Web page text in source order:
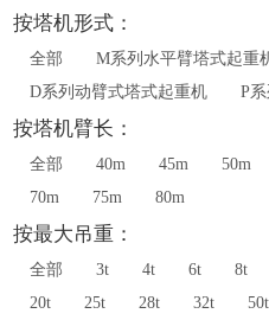
按塔机形式：
全部 M系列水平臂塔式起重
D系列动臂式塔式起重机
P
按塔机臂长：
全部 40m 45m 50m
70m
75m 80m
按最大吊重：
全部 3t 4t 6t 8t
20t
25t 28t 32t 50t